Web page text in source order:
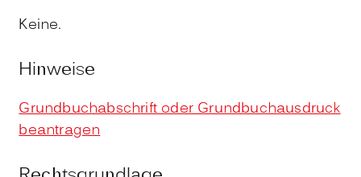
Keine.
Hinweise
Grundbuchabschrift oder Grundbuchausdruck
beantragen